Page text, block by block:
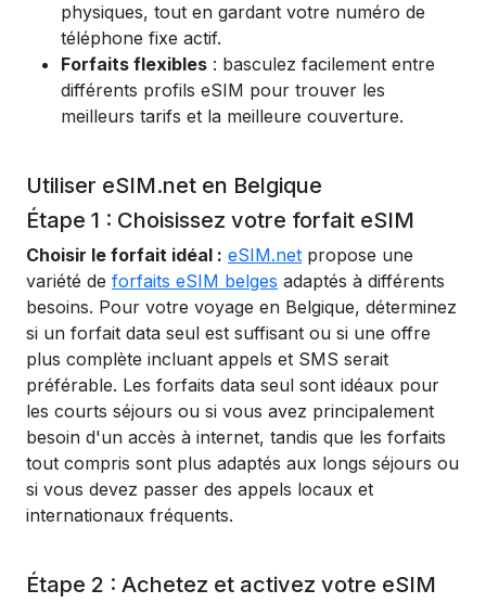
physiques, tout en gardant votre numéro de
téléphone fixe actif.
Forfaits flexibles : basculez facilement entre
différents profils eSIM pour trouver les
meilleurs tarifs et la meilleure couverture.
Utiliser eSIM.net en Belgique
Étape 1 : Choisissez votre forfait eSIM
Choisir le forfait idéal : eSIM.net propose une
variété de forfaits eSIM belges adaptés à différents
besoins. Pour votre voyage en Belgique, déterminez
si un forfait data seul est suffisant ou si une offre
plus complète incluant appels et SMS serait
préférable. Les forfaits data seul sont idéaux pour
les courts séjours ou si vous avez principalement
besoin d'un accès à internet, tandis que les forfaits
tout compris sont plus adaptés aux longs séjours ou
si vous devez passer des appels locaux et
internationaux fréquents.
Étape 2 : Achetez et activez votre eSIM